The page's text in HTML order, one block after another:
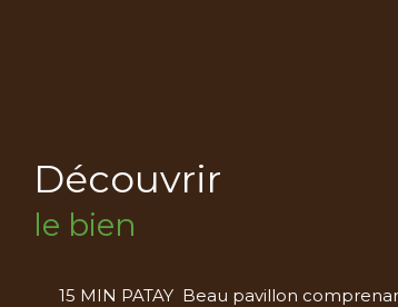
découvrir
le bien
15 MIN PATAY Beau pavillon